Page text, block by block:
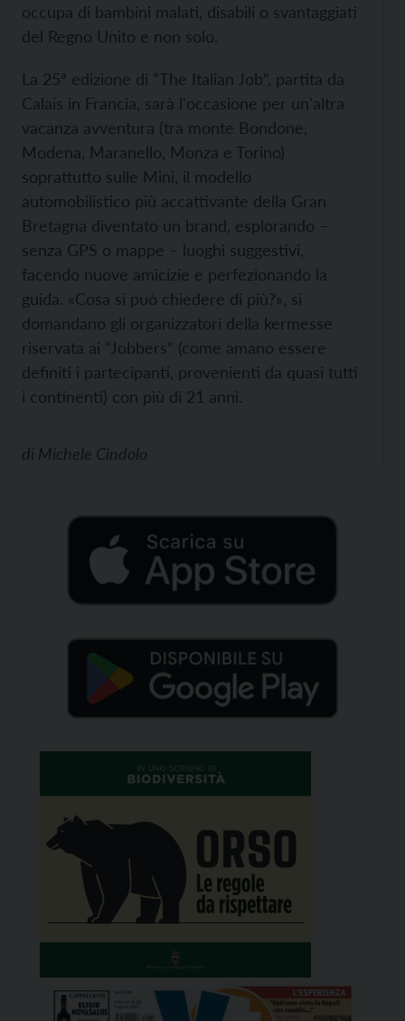
occupa di bambini malati, disabili o svantaggiati
del Regno Unito e non solo.
La 25ª edizione di “The Italian Job”, partita da
Calais in Francia, sarà l'occasione per un'altra
vacanza avventura (tra monte Bondone,
Modena, Maranello, Monza e Torino)
soprattutto sulle Mini, il modello
automobilistico più accattivante della Gran
Bretagna diventato un brand, esplorando –
senza GPS o mappe – luoghi suggestivi,
facendo nuove amicizie e perfezionando la
guida. «Cosa si può chiedere di più?», si
domandano gli organizzatori della kermesse
riservata ai “Jobbers” (come amano essere
definiti i partecipanti, provenienti da quasi tutti
i continenti) con più di 21 anni.
di Michele Cindolo